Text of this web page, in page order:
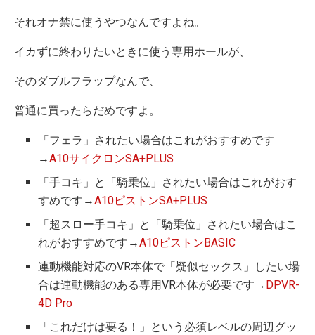
それオナ禁に使うやつなんですよね。
イカずに終わりたいときに使う専用ホールが、
そのダブルフラップなんで、
普通に買ったらだめですよ。
「フェラ」されたい場合はこれがおすすめです
→A10サイクロンSA+PLUS
「手コキ」と「騎乗位」されたい場合はこれがおす
すめです→A10ピストンSA+PLUS
「超スロー手コキ」と「騎乗位」されたい場合はこ
れがおすすめです→A10ピストンBASIC
連動機能対応のVR本体で「疑似セックス」したい場
合は連動機能のある専用VR本体が必要です→ DPVR-
4D Pro
「これだけは要る！」という必須レベルの周辺グッ